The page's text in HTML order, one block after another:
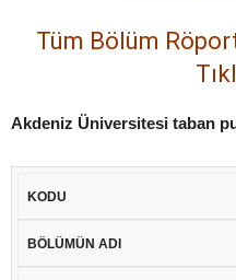
Tüm Bölüm
Akdeniz Üniversitesi taban
ADI